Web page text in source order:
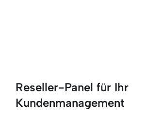
Reseller-Panel für Ihr
Kundenmanagement